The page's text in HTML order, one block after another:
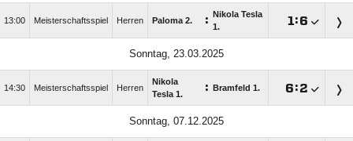
13:00 Meisterschaftsspiel Herren Paloma 2. :
Nikola Tesla
1.
:
Sonntag, 23.03.2025
14:30 Meisterschaftsspiel Herren
Nikola
Tesla 1.
: Bramfeld 1. :
Sonntag, 07.12.2025